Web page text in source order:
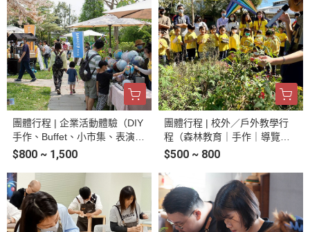
團體行程 | 企業活動體驗（DIY
手作、Buffet、小市集、表演｜
半日／整日）
$800 ~ 1,500
團體行程 | 校外／戶外教學行
程（森林教育｜手作｜導覽｜
農遊）
$500 ~ 800